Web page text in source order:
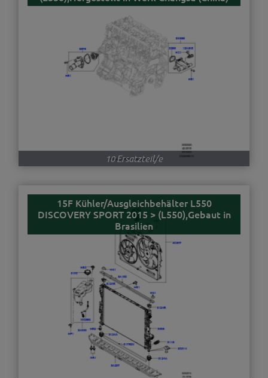
10 Ersatzteil/e
15F Kühler/Ausgleichbehälter L550
DISCOVERY SPORT 2015 > (L550),Gebaut in
Brasilien